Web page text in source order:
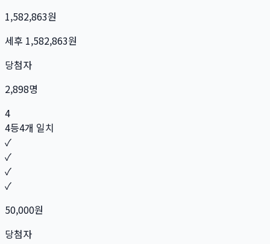
1,582,863원
세후 1,582,863원
당첨자
2,898명
4
4등4개 일치
✓
✓
✓
✓
50,000원
당첨자